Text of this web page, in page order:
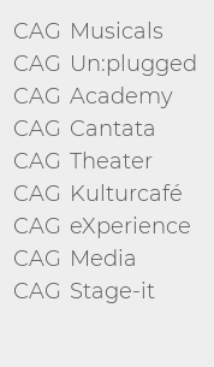
CAG Musicals
CAG Un:plugged
CAG Academy
CAG Cantata
CAG Theater
CAG Kulturcafé
CAG eXperience
CAG Media
CAG Stage-it